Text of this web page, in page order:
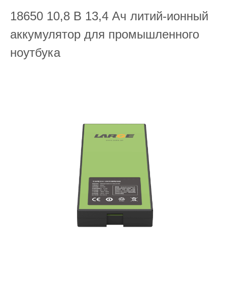
18650 10,8 В 13,4 Ач литий-ионный
аккумулятор для промышленного
ноутбука